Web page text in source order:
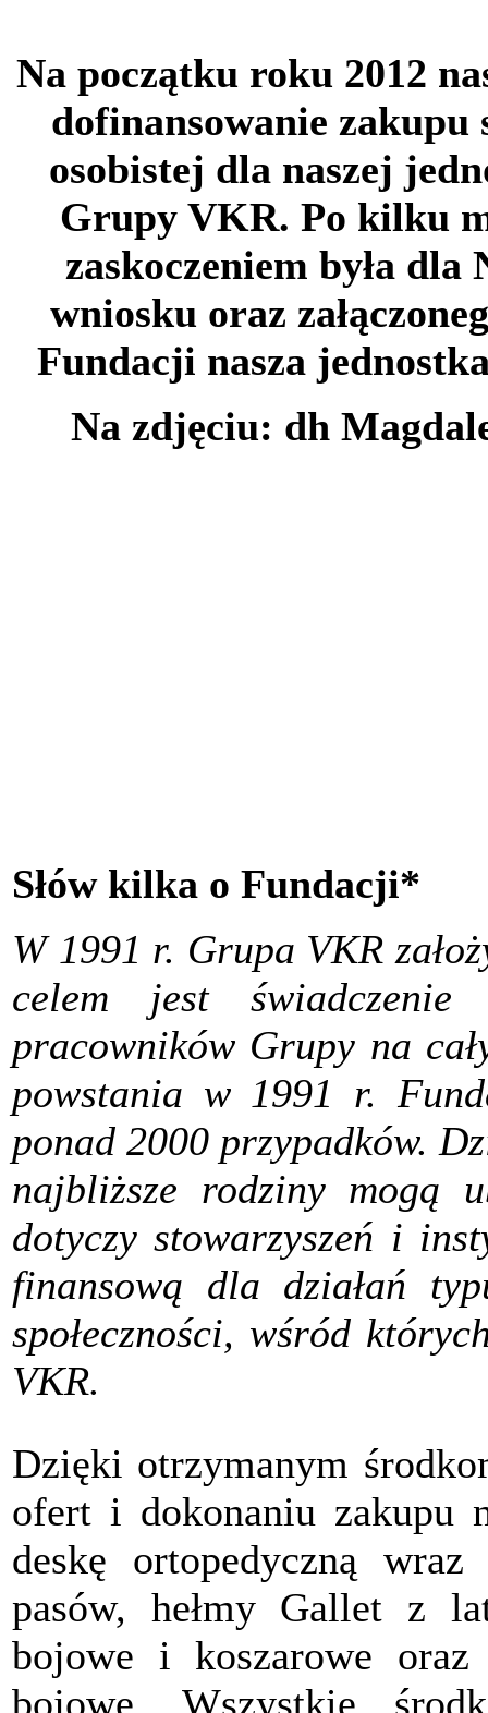
Na początku roku 2012
dofinansowanie zakupu
osobistej dla naszej
Grupy VKR. Po kilku
zaskoczeniem była dla
wniosku oraz
Fundacji nasza
Na zdjęciu: dh
Słów kilka o Fundacji*
W 1991 r. Grupa VKR
celem jest
pracowników Grupy na
powstania w 1991 r.
ponad 2000 przypadków.
najbliższe rodziny mogą
dotyczy stowarzyszeń i
finansową dla działań
społeczności, wśród
VKR.
Dzięki otrzymanym
ofert i dokonaniu zakupu
deskę ortopedyczną
pasów, hełmy Gallet z
bojowe i koszarowe
bojowe. Wszystkie